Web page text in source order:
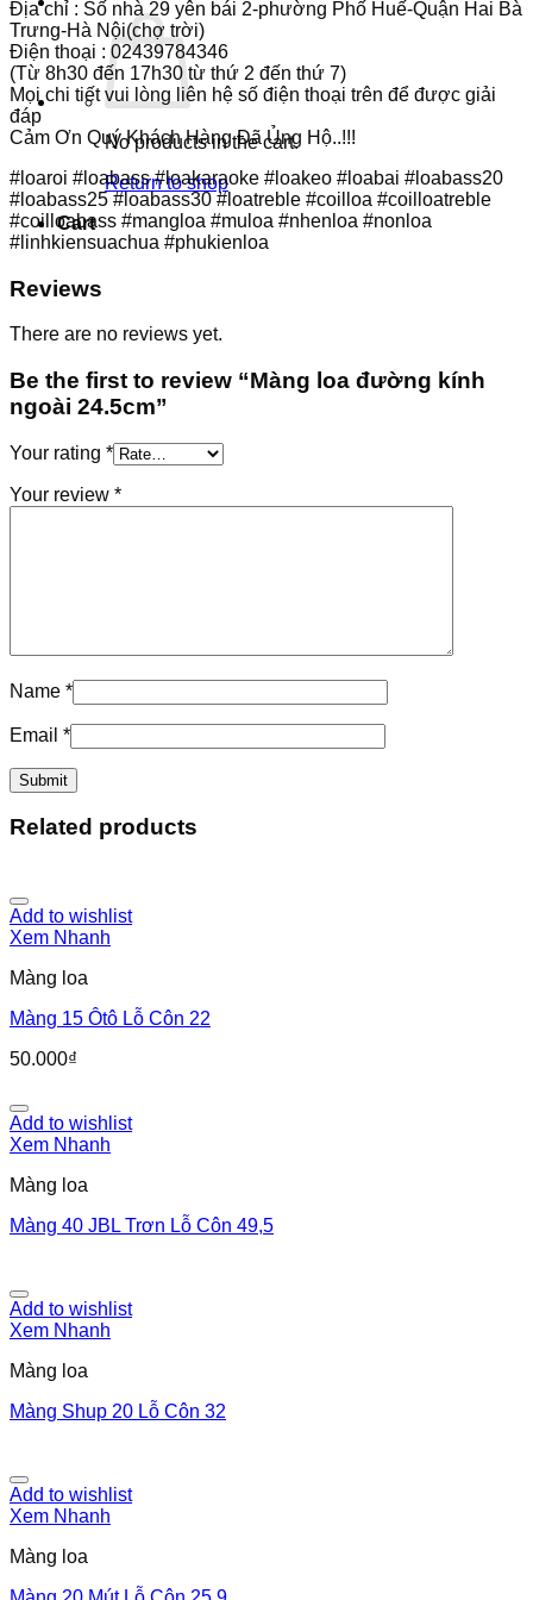
No products in the cart.
Return to shop
Cart
Địa chỉ : Số nhà 29 yên bái 2-phường Phố Huế-Quận Hai Bà
Trưng-Hà Nội(chợ trời)
Điện thoại : 02439784346
(Từ 8h30 đến 17h30 từ thứ 2 đến thứ 7)
Mọi chi tiết vui lòng liên hệ số điện thoại trên để được giải
đáp
Cảm Ơn Quý Khách Hàng Đã Ủng Hộ..!!!
#loaroi #loabass #loakaraoke #loakeo #loabai #loabass20
#loabass25 #loabass30 #loatreble #coilloa #coilloatreble
#coilloabass #mangloa #muloa #nhenloa #nonloa
#linhkiensuachua #phukienloa
Reviews
There are no reviews yet.
Be the first to review “Màng loa đường kính
ngoài 24.5cm”
Your rating *
Your review *
Name *
Email *
Related products
Add to wishlist
Xem Nhanh
Màng loa
Màng 15 Ôtô Lỗ Côn 22
50.000₫
Add to wishlist
Xem Nhanh
Màng loa
Màng 40 JBL Trơn Lỗ Côn 49,5
Add to wishlist
Xem Nhanh
Màng loa
Màng Shup 20 Lỗ Côn 32
Add to wishlist
Xem Nhanh
Màng loa